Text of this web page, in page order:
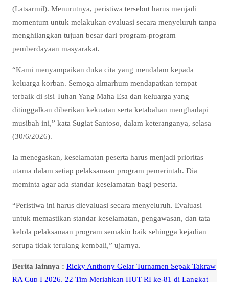
(Latsarmil). Menurutnya, peristiwa tersebut harus menjadi
momentum untuk melakukan evaluasi secara menyeluruh tanpa
menghilangkan tujuan besar dari program-program
pemberdayaan masyarakat.
“Kami menyampaikan duka cita yang mendalam kepada
keluarga korban. Semoga almarhum mendapatkan tempat
terbaik di sisi Tuhan Yang Maha Esa dan keluarga yang
ditinggalkan diberikan kekuatan serta ketabahan menghadapi
musibah ini,” kata Sugiat Santoso, dalam keteranganya, selasa
(30/6/2026).
Ia menegaskan, keselamatan peserta harus menjadi prioritas
utama dalam setiap pelaksanaan program pemerintah. Dia
meminta agar ada standar keselamatan bagi peserta.
“Peristiwa ini harus dievaluasi secara menyeluruh. Evaluasi
untuk memastikan standar keselamatan, pengawasan, dan tata
kelola pelaksanaan program semakin baik sehingga kejadian
serupa tidak terulang kembali,” ujarnya.
Berita lainnya : Ricky Anthony Gelar Turnamen Sepak Takraw
RA Cup I 2026, 22 Tim Meriahkan HUT RI ke-81 di Langkat